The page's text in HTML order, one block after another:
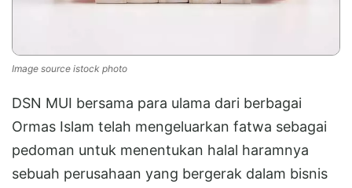
Image source istock photo
DSN MUI bersama para ulama dari berbagai
Ormas Islam telah mengeluarkan fatwa sebagai
pedoman untuk menentukan halal haramnya
sebuah perusahaan yang bergerak dalam bisnis